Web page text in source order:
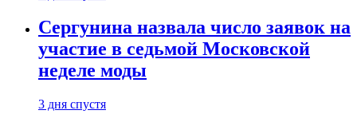
Сергунина назвала число заявок на
участие в седьмой Московской
неделе моды
3 дня спустя